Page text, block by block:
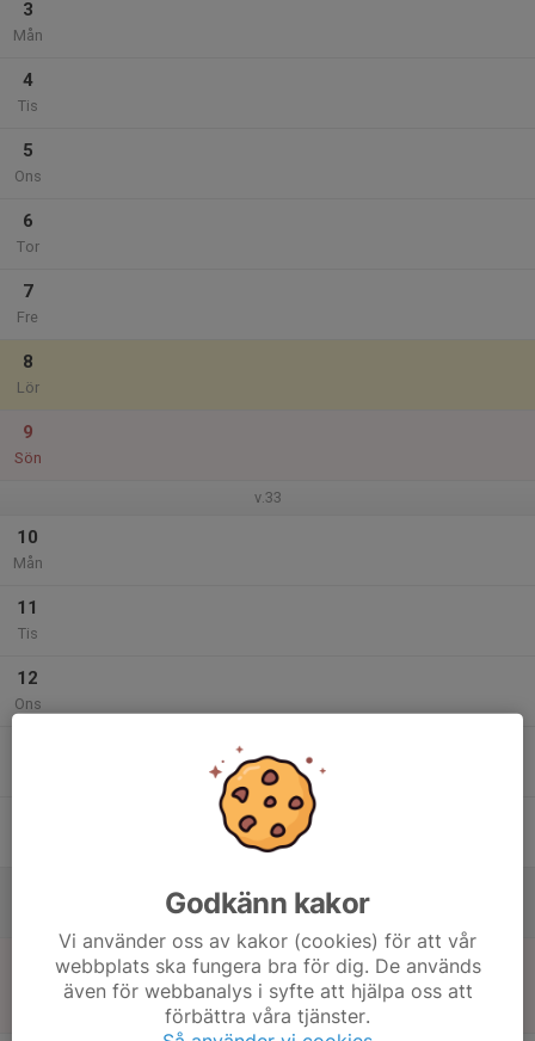
3
Mån
4
Tis
5
Ons
6
Tor
7
Fre
8
Lör
9
Sön
v.33
10
Mån
11
Tis
12
Ons
10:00
12:00
Match mot Nässjö FF 8
Norra Höst (1, pojk)
Skogsvallen 41, Nässjö
Godkänn kakor
Vi använder oss av kakor (cookies) för att vår
webbplats ska fungera bra för dig. De används
även för webbanalys i syfte att hjälpa oss att
förbättra våra tjänster.